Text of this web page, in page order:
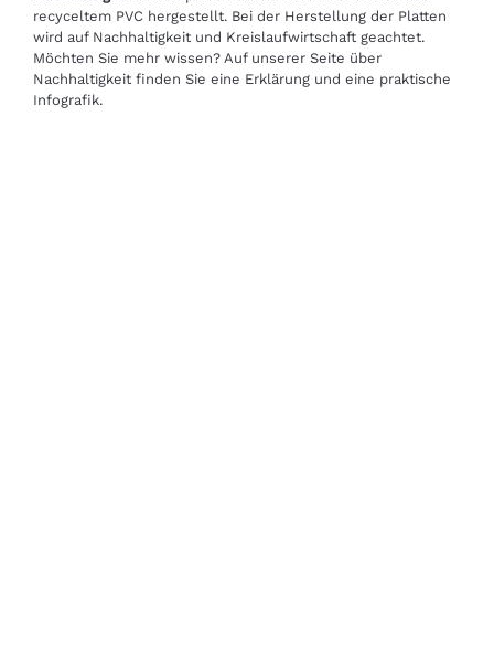
recyceltem PVC hergestellt. Bei der Herstellung der Platten
wird auf Nachhaltigkeit und Kreislaufwirtschaft geachtet.
Möchten Sie mehr wissen? Auf unserer Seite über
Nachhaltigkeit finden Sie eine Erklärung und eine praktische
Infografik.